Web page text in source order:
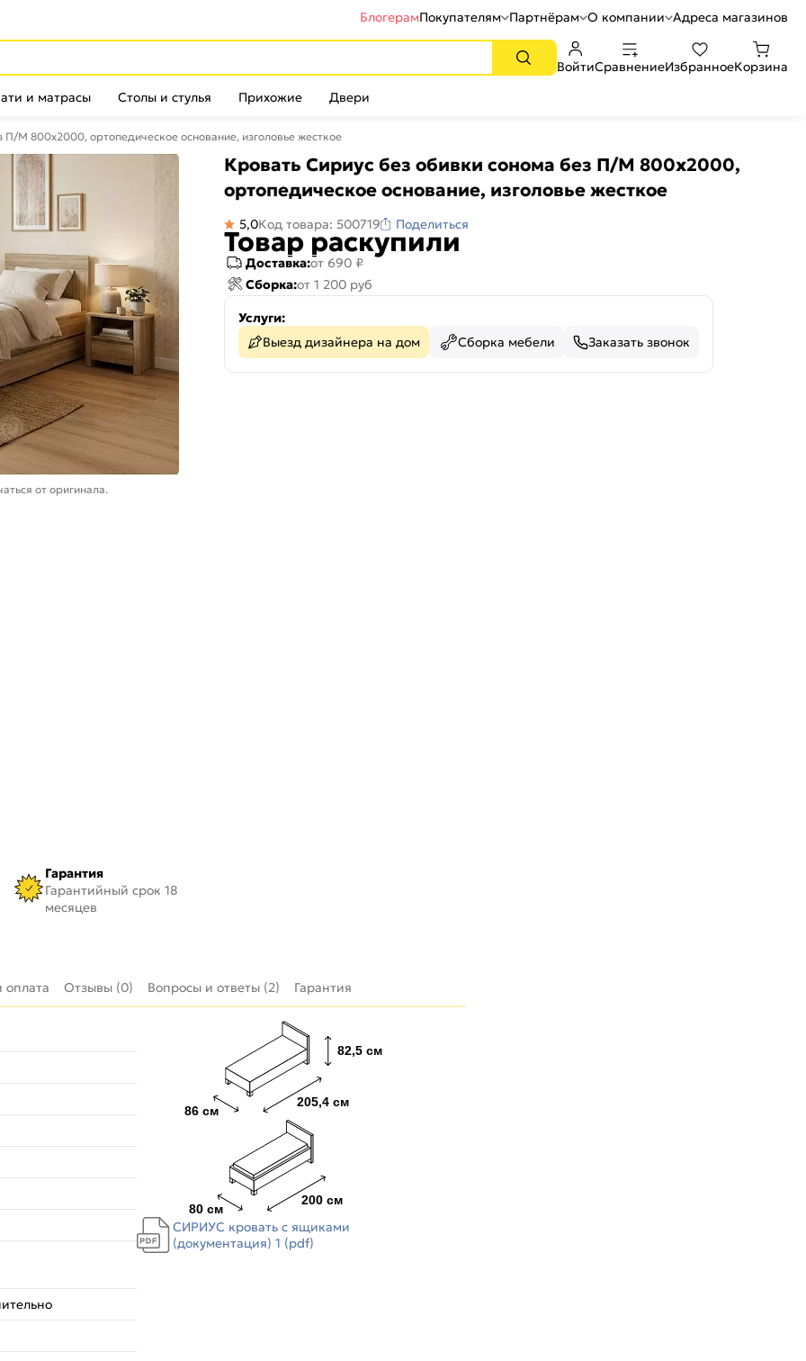
БлогерамПокупателям Партнёрам О компании Адреса магазинов
ВойтиСравнениеИзбранноеКорзина
и матрасы Столы и стулья Прихожие Двери
П/М 800x2000, ортопедическое основание, изголовье жесткое
от оригинала.
Гарантия
Гарантийный срок 18
месяцев
Кровать Сириус без обивки сонома без П/М 800x2000,
ортопедическое основание, изголовье жесткое
5,0Код товара: 500719 Поделиться
Товар раскупили
Доставка:от 690 ₽
Сборка:от 1 200 руб
Услуги:
Выезд дизайнера на дом
Сборка мебели Заказать звонок
оплата Отзывы (0) Вопросы и ответы (2) Гарантия
СИРИУС кровать с ящиками
(документация) 1 (pdf)